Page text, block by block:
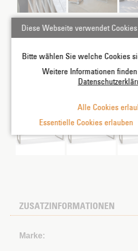
Farben:
ZUSATZINFORMATIONEN
Marke:
Diese Webseite verwendet Cookies
Bitte wählen Sie welche Cookies
Weitere Informationen
Alle Cookies
Essentielle Cookies erlauben